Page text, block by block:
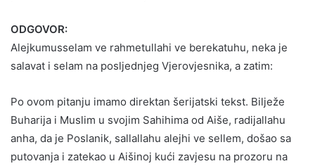
ODGOVOR:
Alejkumusselam ve rahmetullahi ve berekatuhu, neka je
salavat i selam na posljednjeg Vjerovjesnika, a zatim:
Po ovom pitanju imamo direktan šerijatski tekst. Bilježe
Buharija i Muslim u svojim Sahihima od Aiše, radijallahu
anha, da je Poslanik, sallallahu alejhi ve sellem, došao sa
putovanja i zatekao u Aišinoj kući zavjesu na prozoru na